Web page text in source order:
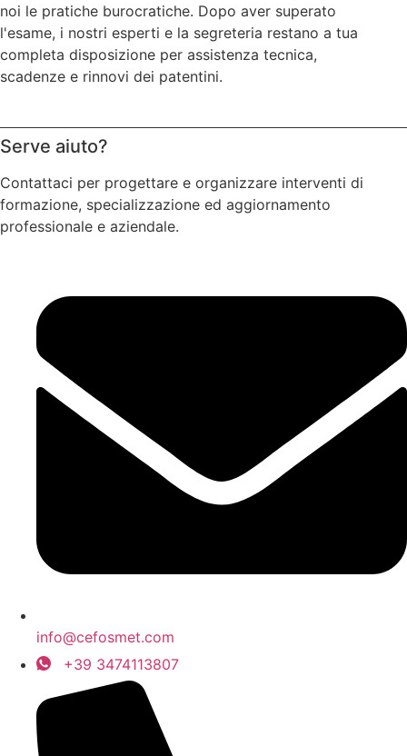
noi le pratiche burocratiche. Dopo aver superato
l'esame, i nostri esperti e la segreteria restano a tua
completa disposizione per assistenza tecnica,
scadenze e rinnovi dei patentini.
Serve aiuto?
Contattaci per progettare e organizzare interventi di
formazione, specializzazione ed aggiornamento
professionale e aziendale.
info@cefosmet.com
+39 3474113807